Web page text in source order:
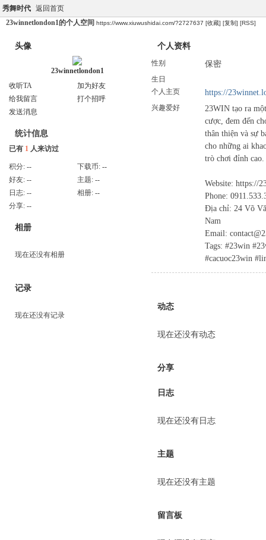
秀舞时代 返回首页
23winnetlondon1的个人空间 https://www.xiuwushidai.com/?2727637 [收藏] [复制] [RSS]
头像
23winnetlondon1
收听TA
加为好友
给我留言
打个招呼
发送消息
统计信息
已有 1 人来访过
积分: -- 下载币: --
好友: -- 主题: --
日志: -- 相册: --
分享: --
相册
现在还没有相册
记录
现在还没有记录
个人资料
性别 保密
生日
个人主页
https://
兴趣爱好
23WIN tạo ra
cược, đem đến
thân thiện và sự
cho những ai
trò chơi đỉnh cao.
Website: https://
Phone:
Địa chỉ: 24 Võ
Nam
Email:
Tags: #23win
#cacuoc23win
动态
现在还没有动态
分享
日志
现在还没有日志
主题
现在还没有主题
留言板